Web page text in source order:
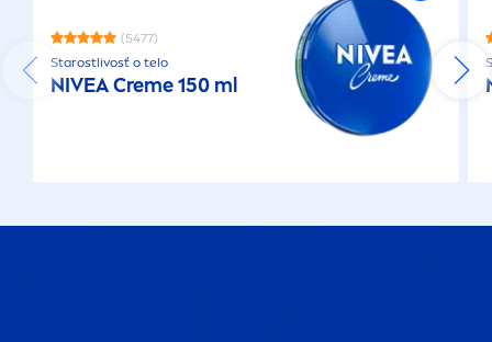
(5477)
Starostlivosť o telo
NIVEACreme150 ml